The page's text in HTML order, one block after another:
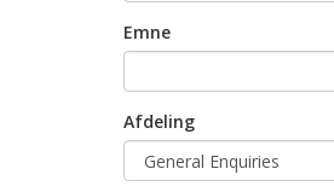
Emne
Afdeling